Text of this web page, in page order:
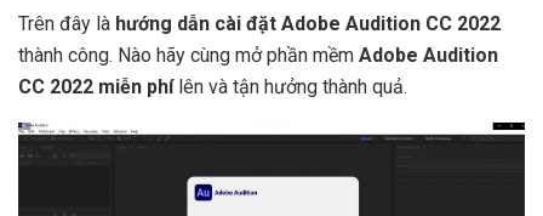
Trên đây là hướng dẫn cài đặt Adobe Audition CC 2022
thành công. Nào hãy cùng mở phần mềm Adobe Audition
CC 2022 miễn phílên và tận hưởng thành quả.